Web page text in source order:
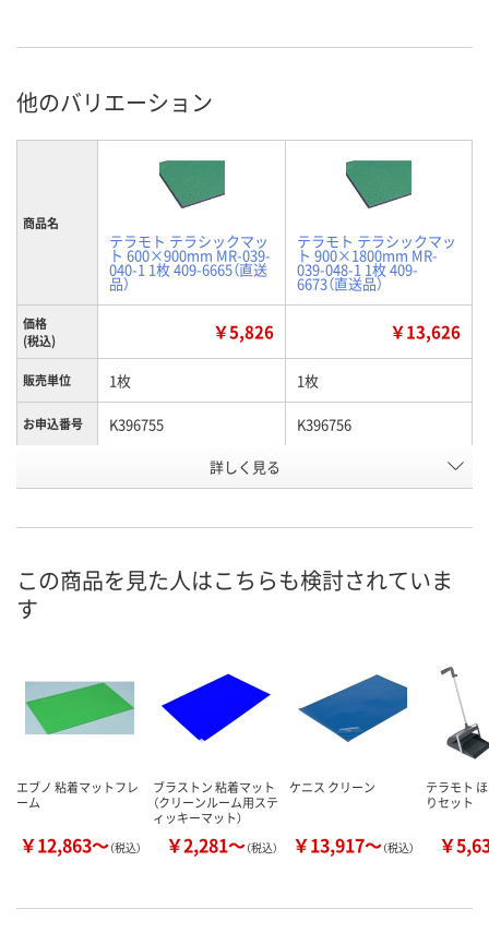
他のバリエーション
商品名
テラモト テラシックマッ
ト 600×900mm MR-039-
040-1 1枚 409-6665（直送
品）
テラモト テラシックマッ
ト 900×1800mm MR-
039-048-1 1枚 409-
6673（直送品）
価格
(税込)
￥5,826 ￥13,626
販売単位 1枚 1枚
お申込番号 K396755 K396756
数量
詳しく見る
この商品を見た人はこちらも検討されていま
す
エブノ 粘着マットフレ
ーム
￥12,863～（税込）
ブラストン 粘着マット
（クリーンルーム用ステ
ィッキーマット）
￥2,281～（税込）
ケニス クリーン
￥13,917～（税込）
テラモト
りセット
￥